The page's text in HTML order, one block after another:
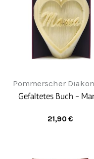
Pommerscher
Gefaltetes Buch -
21,90 €